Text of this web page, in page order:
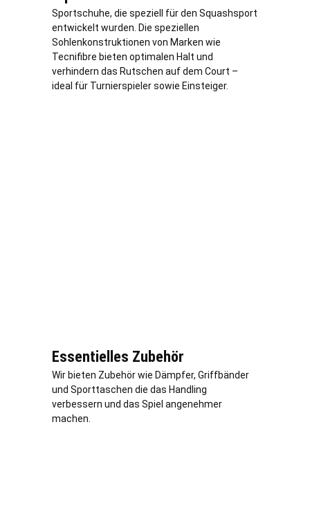
Sportschuhe, die speziell für den Squashsport
entwickelt wurden. Die speziellen
Sohlenkonstruktionen von Marken wie
Tecnifibre bieten optimalen Halt und
verhindern das Rutschen auf dem Court –
ideal für Turnierspieler sowie Einsteiger.
Essentielles Zubehör
Wir bieten Zubehör wie Dämpfer, Griffbänder
und Sporttaschen die das Handling
verbessern und das Spiel angenehmer
machen.